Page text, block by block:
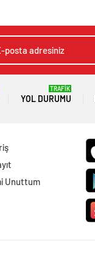
YOL DURUMU
TRAFİK
Unuttum